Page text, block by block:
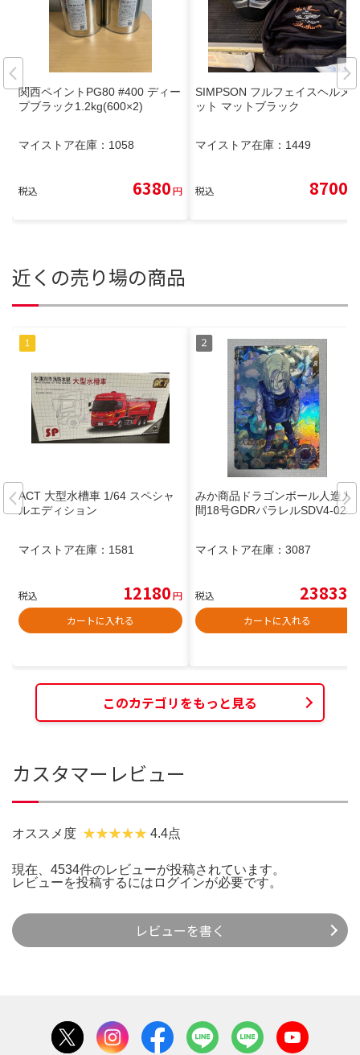
関西ペイントPG80 #400 ディー
プブラック1.2kg(600×2)
マイストア在庫： 1058
税込 6380円
SIMPSON フルフェイスヘルメ
ット マットブラック
マイストア在庫： 1449
税込 8700
近くの売り場の商品
ACT 大型水槽車 1/64 スペシャ
ルエディション
マイストア在庫： 1581
税込 12180円
カートに入れる
みか商品ドラゴンボール人造人
間18号GDRパラレルSDV4-028
マイストア在庫： 3087
税込 23833
カートに入れる
このカテゴリをもっと見る
カスタマーレビュー
オススメ度 4.4点
現在、4534件のレビューが投稿されています。
レビューを投稿するには ログインが必要です。
レビューを書く